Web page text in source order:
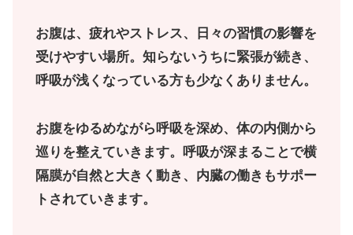
お腹は、疲れやストレス、日々の習慣の影響を
受けやすい場所。知らないうちに緊張が続き、
呼吸が浅くなっている方も少なくありません。
お腹をゆるめながら呼吸を深め、体の内側から
巡りを整えていきます。呼吸が深まることで横
隔膜が自然と大きく動き、内臓の働きもサポー
トされていきます。